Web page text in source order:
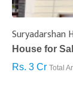
Suryadarshan
House for
Rs. 3 Cr Total